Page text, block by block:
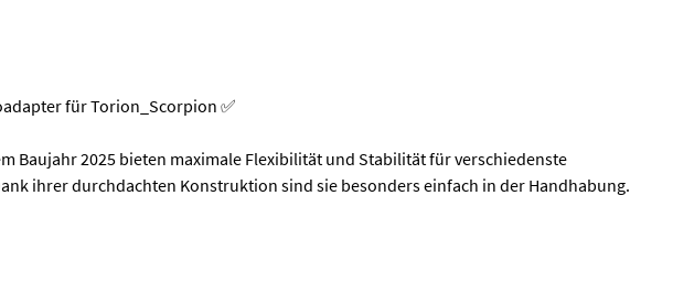
für Torion_Scorpion ✅
Baujahr 2025 bieten maximale Flexibilität und Stabilität für verschiedenste
ihrer durchdachten Konstruktion sind sie besonders einfach in der Handhabung.